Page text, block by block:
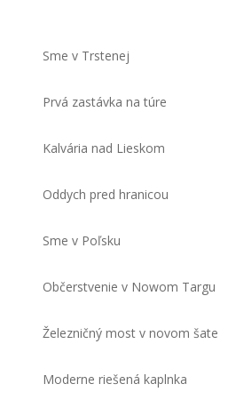
Sme v Trstenej
Prvá zastávka na túre
Kalvária nad Lieskom
Oddych pred hranicou
Sme v Poľsku
Občerstvenie v Nowom Targu
Železničný most v novom šate
Moderne riešená kaplnka